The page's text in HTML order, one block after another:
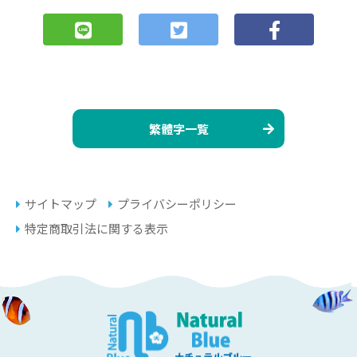
繁體字一覧
サイトマップ
プライバシーポリシー
特定商取引法に関する表示